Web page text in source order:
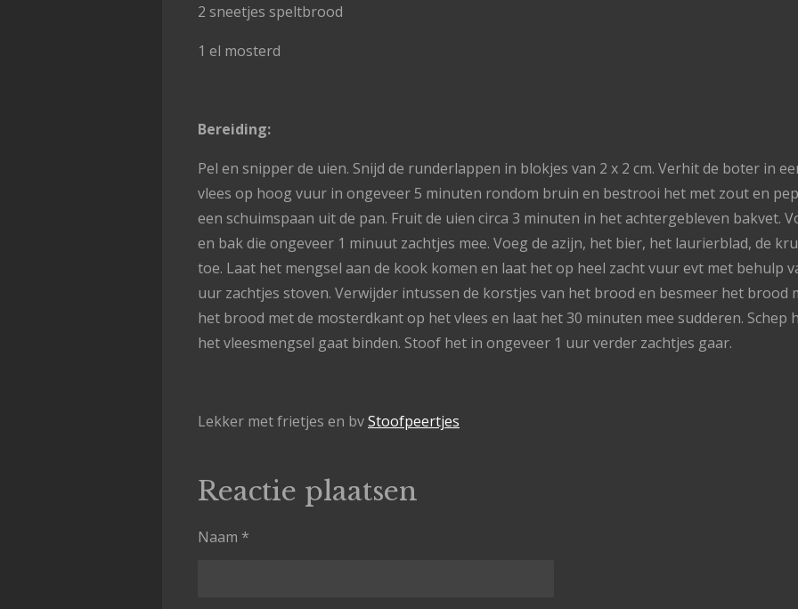
2 sneetjes speltbrood
1 el mosterd
Bereiding:
Pel en snipper de uien. Snijd de runderlappen in blokjes van 2 x 2 cm. Verhit de boter in
vlees op hoog vuur in ongeveer 5 minuten rondom bruin en bestrooi het met zout en
een schuimspaan uit de pan. Fruit de uien circa 3 minuten in het achtergebleven bakvet.
en bak die ongeveer 1 minuut zachtjes mee. Voeg de azijn, het bier, het laurierblad, de
toe. Laat het mengsel aan de kook komen en laat het op heel zacht vuur evt met behulp
uur zachtjes stoven. Verwijder intussen de korstjes van het brood en besmeer het brood
het brood met de mosterdkant op het vlees en laat het 30 minuten mee sudderen. Schep
het vleesmengsel gaat binden. Stoof het in ongeveer 1 uur verder zachtjes gaar.
Lekker met frietjes en bvStoofpeertjes
Reactie plaatsen
Naam *